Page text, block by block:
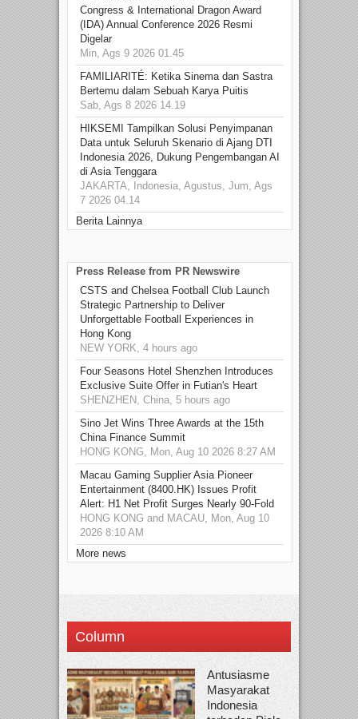
Congress & International Dragon Award
(IDA) Annual Conference 2026 Resmi
Digelar
Min, Ags 9 2026 01.45
FAMILIARITÉ: Ketika Sinema dan Sastra
Bertemu dalam Sebuah Karya Puitis
Sab, Ags 8 2026 14.19
HIKSEMI Tampilkan Solusi Penyimpanan
Data untuk Seluruh Skenario di Ajang DTI
Indonesia 2026, Dukung Pengembangan AI
di Asia Tenggara
JAKARTA, Indonesia, Agustus, Jum, Ags
7 2026 04.14
Berita Lainnya
Press Release from PR Newswire
CSTS and Chelsea Football Club Launch
Strategic Partnership to Deliver
Unforgettable Football Experiences in
Hong Kong
NEW YORK, 4 hours ago
Four Seasons Hotel Shenzhen Introduces
Exclusive Suite Offer in Futian's Heart
SHENZHEN, China, 5 hours ago
Sino Jet Wins Three Awards at the 15th
China Finance Summit
HONG KONG, Mon, Aug 10 2026 8:27 AM
Macau Gaming Supplier Asia Pioneer
Entertainment (8400.HK) Issues Profit
Alert: H1 Net Profit Surges Nearly 90-Fold
HONG KONG and MACAU, Mon, Aug 10
2026 8:10 AM
More news
Column
Antusiasme
Masyarakat
Indonesia